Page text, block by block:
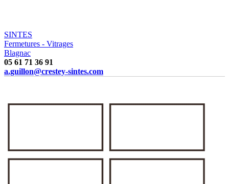
SINTES
Fermetures - Vitrages
Blagnac
05 61 71 36 91
a.guillon@crestey-sintes.com